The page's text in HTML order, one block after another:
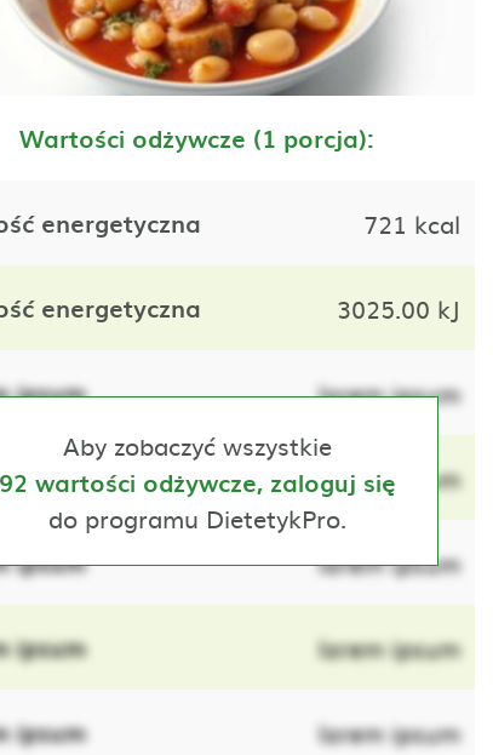
Wartości odżywcze (1 porcja):
energetyczna 721 kcal
energetyczna 3025.00 kJ
ipsum lorem ipsum
ipsum lorem ipsum
ipsum lorem ipsum
ipsum lorem ipsum
ipsum lorem ipsum
Aby zobaczyć wszystkie
92 wartości odżywcze, zaloguj się
do programu DietetykPro.